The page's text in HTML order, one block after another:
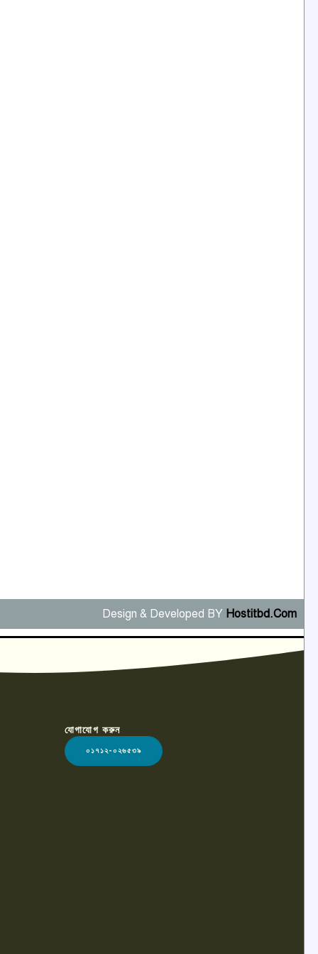
Design & Developed BY Hostitbd.Com
যোগাযোগ করুন
০১৭১২-০২৬৫৩৯